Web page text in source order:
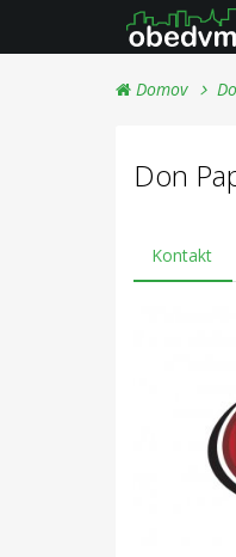
Domov
Don
Kontakt